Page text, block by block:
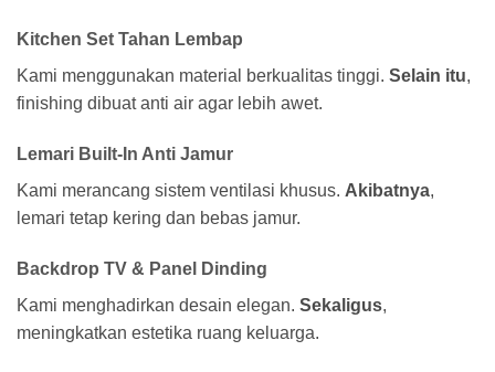
Kitchen Set Tahan Lembap
Kami menggunakan material berkualitas tinggi. Selain itu,
finishing dibuat anti air agar lebih awet.
Lemari Built-In Anti Jamur
Kami merancang sistem ventilasi khusus. Akibatnya,
lemari tetap kering dan bebas jamur.
Backdrop TV & Panel Dinding
Kami menghadirkan desain elegan. Sekaligus,
meningkatkan estetika ruang keluarga.